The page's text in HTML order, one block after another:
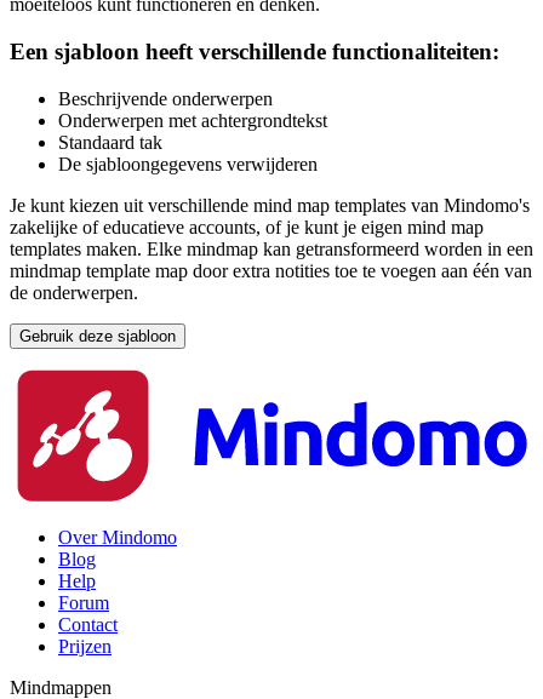
moeiteloos kunt functioneren en denken.
Een sjabloon heeft verschillende functionaliteiten:
Beschrijvende onderwerpen
Onderwerpen met achtergrondtekst
Standaard tak
De sjabloongegevens verwijderen
Je kunt kiezen uit verschillende mind map templates van Mindomo's
zakelijke of educatieve accounts, of je kunt je eigen mind map
templates maken. Elke mindmap kan getransformeerd worden in een
mindmap template map door extra notities toe te voegen aan één van
de onderwerpen.
Gebruik deze sjabloon
Over Mindomo
Blog
Help
Forum
Contact
Prijzen
Mindmappen